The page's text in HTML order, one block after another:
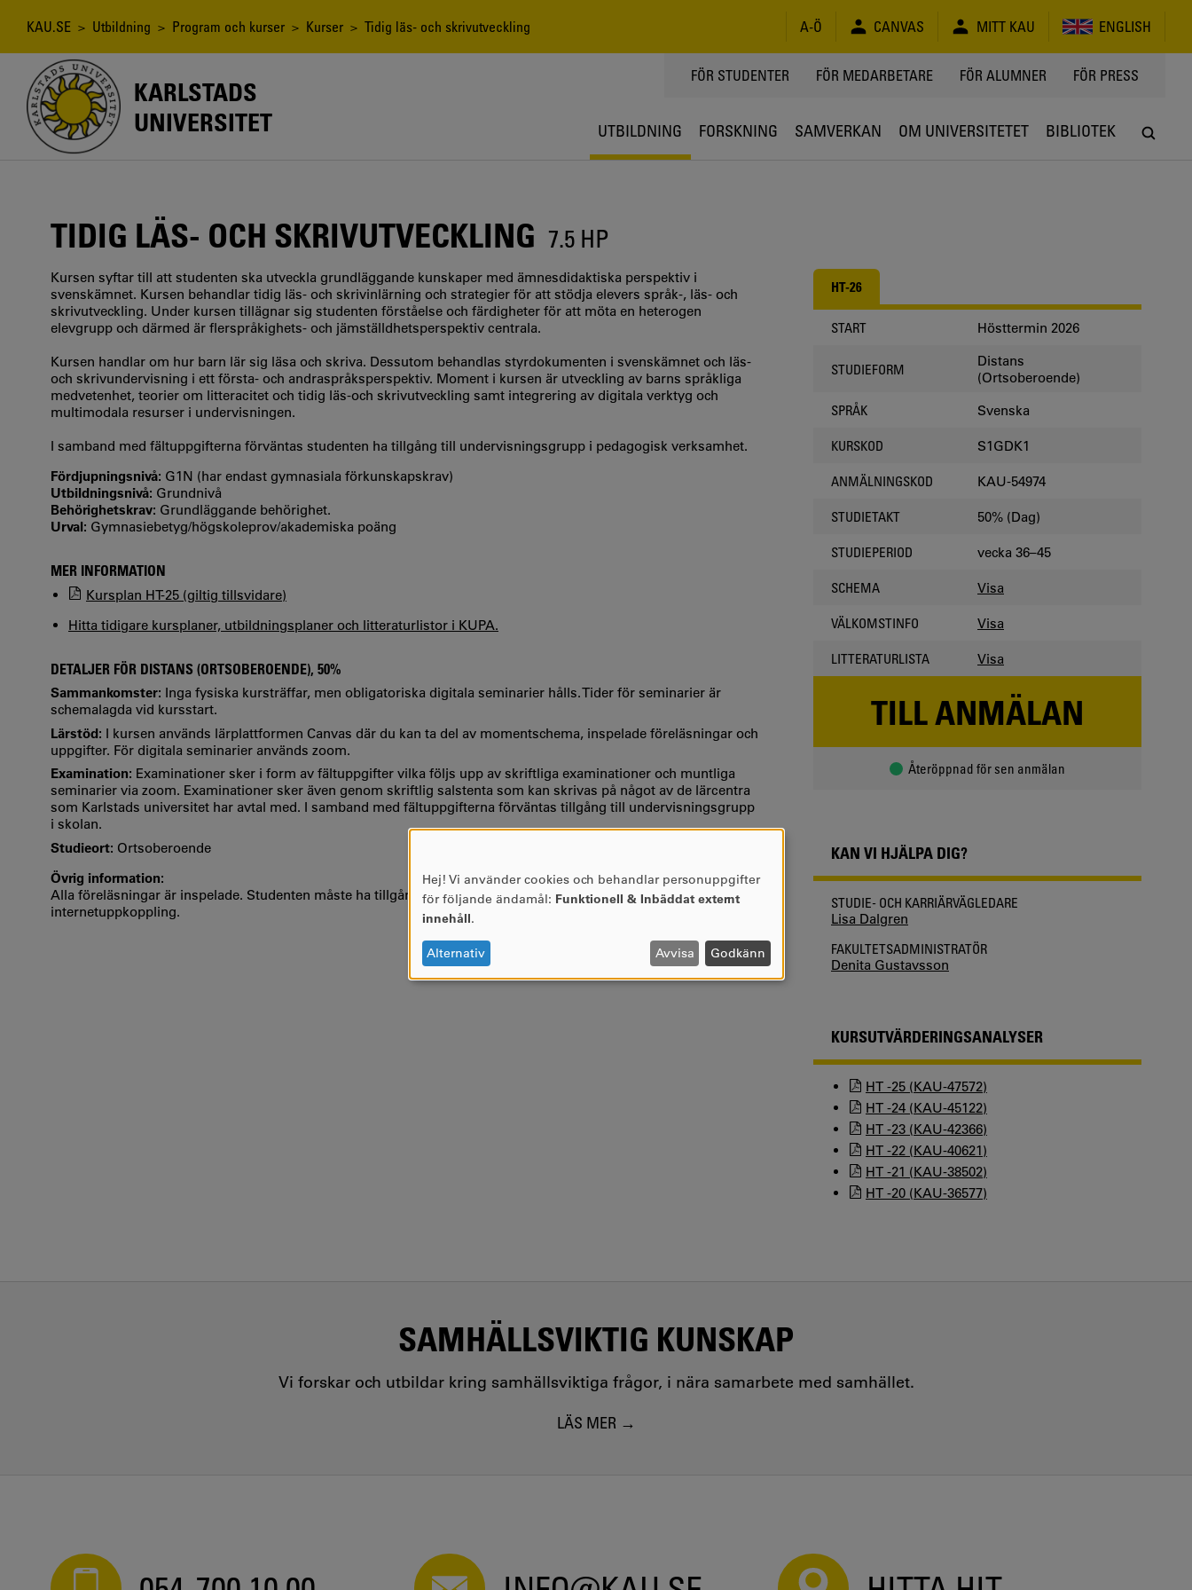
Länkstig
KAU.SE > Utbildning > Program och kurser > Kurser > Tidig läs- och skrivutveckling A-Ö CANVAS MITT KAU ENGLISH
KARLSTADS
UNIVERSITET
TOPPMENY
FÖR STUDENTER FÖR MEDARBETARE FÖR ALUMNER FÖR PRESS
UTBILDNING FORSKNING SAMVERKAN OM UNIVERSITETET BIBLIOTEK
TIDIG LÄS- OCH SKRIVUTVECKLING 7.5 HP
Kursen syftar till att studenten ska utveckla grundläggande kunskaper med ämnesdidaktiska perspektiv i
svenskämnet. Kursen behandlar tidig läs- och skrivinlärning och strategier för att stödja elevers språk-, läs- och
skrivutveckling. Under kursen tillägnar sig studenten förståelse och färdigheter för att möta en heterogen
elevgrupp och därmed är flerspråkighets- och jämställdhetsperspektiv centrala.
Kursen handlar om hur barn lär sig läsa och skriva. Dessutom behandlas styrdokumenten i svenskämnet och läs-
och skrivundervisning i ett första- och andraspråksperspektiv. Moment i kursen är utveckling av barns språkliga
medvetenhet, teorier om litteracitet och tidig läs-och skrivutveckling samt integrering av digitala verktyg och
multimodala resurser i undervisningen.
I samband med fältuppgifterna förväntas studenten ha tillgång till undervisningsgrupp i pedagogisk verksamhet.
Fördjupningsnivå: G1N (har endast gymnasiala förkunskapskrav)
Utbildningsnivå: Grundnivå
Behörighetskrav: Grundläggande behörighet.
Urval: Gymnasiebetyg/högskoleprov/akademiska poäng
MER INFORMATION
Kursplan HT-25 (giltig tillsvidare)
Hitta tidigare kursplaner, utbildningsplaner och litteraturlistor i KUPA.
DETALJER FÖR DISTANS (ORTSOBEROENDE), 50%
Sammankomster: Inga fysiska kursträffar, men obligatoriska digitala seminarier hålls. Tider för seminarier är
schemalagda vid kursstart.
Lärstöd: I kursen används lärplattformen Canvas där du kan ta del av momentschema, inspelade föreläsningar och
uppgifter. För digitala seminarier används zoom.
Examination: Examinationer sker i form av fältuppgifter vilka följs upp av skriftliga examinationer och muntliga
seminarier via zoom. Examinationer sker även genom skriftlig salstenta som kan skrivas på något av de lärcentra
som Karlstads universitet har avtal med. I samband med fältuppgifterna förväntas tillgång till undervisningsgrupp
i skolan.
Studieort: Ortsoberoende
Övrig information:
Alla föreläsningar är inspelade. Studenten måste ha tillgång till dator med webbkamera och en god
internetuppkoppling.
HT-26
START Hösttermin 2026
STUDIEFORM
Distans
(Ortsoberoende)
SPRÅK Svenska
KURSKOD S1GDK1
ANMÄLNINGSKOD KAU-54974
STUDIETAKT 50% (Dag)
STUDIEPERIOD vecka 36–45
SCHEMA Visa
VÄLKOMSTINFO Visa
LITTERATURLISTA Visa
TILL ANMÄLAN
Återöppnad för sen anmälan
KAN VI HJÄLPA DIG?
STUDIE- OCH KARRIÄRVÄGLEDARE
Lisa Dalgren
FAKULTETSADMINISTRATÖR
Denita Gustavsson
KURSUTVÄRDERINGSANALYSER
HT -25 (KAU-47572)
HT -24 (KAU-45122)
HT -23 (KAU-42366)
HT -22 (KAU-40621)
HT -21 (KAU-38502)
HT -20 (KAU-36577)
SAMHÄLLSVIKTIG KUNSKAP
Vi forskar och utbildar kring samhällsviktiga frågor, i nära samarbete med samhället.
LÄS MER
ANVÄNDNING
AV
OCH
COOKIES
Hej! Vi använder cookies och behandlar personuppgifter
för följande ändamål: Funktionell & Inbäddat externt
innehåll.
Alternativ Avvisa Godkänn